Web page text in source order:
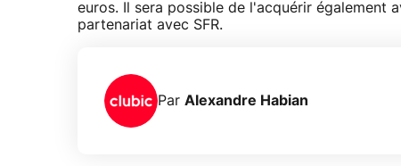
euros. Il sera possible de l'acquérir également
partenariat avec SFR.
Par Alexandre Habian